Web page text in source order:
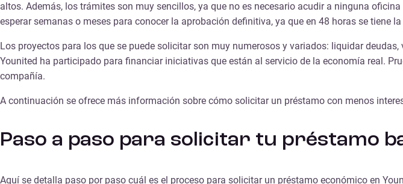
altos. Además, los trámites son muy sencillos, ya que no es necesario acudir a ninguna
esperar semanas o meses para conocer la aprobación definitiva, ya que en 48 horas se tiene
Los proyectos para los que se puede solicitar son muy numerosos y variados: liquidar
Younited ha participado para financiar iniciativas que están al servicio de la economía real.
compañía.
A continuación se ofrece más información sobre cómo solicitar un préstamo con menos
Paso a paso para solicitar tu préstamo
Aquí se detalla paso por paso cuál es el proceso para solicitar un préstamo económico en